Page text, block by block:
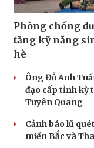
Phòng chống
tăng kỹ năng
hè
Ông Đỗ Anh
đạo cấp tỉnh kỳ
Tuyên Quang
Cảnh báo lũ
miền Bắc và